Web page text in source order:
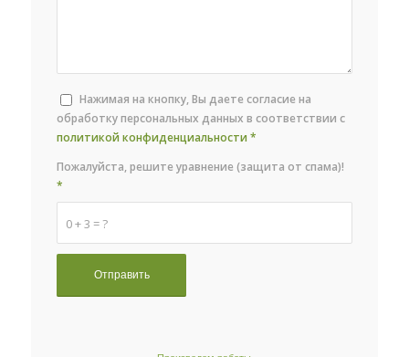
Нажимая на кнопку, Вы даете согласие на
обработку персональных данных в соответствии с
политикой конфиденциальности *
0 + 3 = ?
Пожалуйста, решите уравнение (защита от спама)!
*